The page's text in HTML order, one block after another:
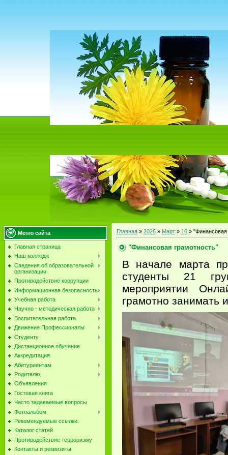
Меню сайта
Главная страница
Наш колледж
Сведения об образовательной
организации
Противодействие коррупции
Информационная безопасность
Учебная работа
Научно - методическая работа
Воспитательная работа
Движение Профессионалы
Студенту
Дистанционное обучение
Аккредитация
Абитуриентам
Родителю
Объявления
Гостевая книга
Часто задаваемые вопросы
Фотоальбом
Рекомендуемые ссылки.
Каталог статей
Противодействие терроризму
Контакты и реквизиты
Главная » 2026 » Март » 16 » "Финансовая
"Финансовая грамотность"
В начале марта
студенты 21
мероприятии
грамотно занимать